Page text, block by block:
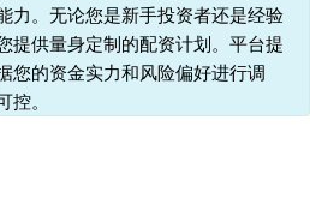
力。无论您是新手投资者还是经验
提供量身定制的配资计划。平台提
您的资金实力和风险偏好进行调
。